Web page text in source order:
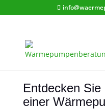
Entdecken
einer